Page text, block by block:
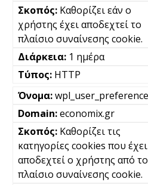
Καθορίζει εάν ο
χρήστης έχει αποδεχτεί το
πλαίσιο συναίνεσης cookie.
1 ημέρα
HTTP
wpl_user_preference
economix.gr
Καθορίζει τις
κατηγορίες cookies που έχει
αποδεχτεί ο χρήστης από το
πλαίσιο συναίνεσης cookie.